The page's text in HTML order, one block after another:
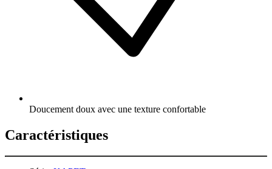
Doucement doux avec une texture confortable
Caractéristiques